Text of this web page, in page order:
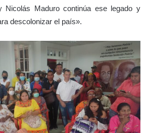
Nicolás Maduro continúa ese legado y
descolonizar el país».